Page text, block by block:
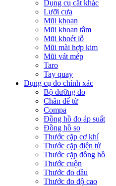
Dụng cụ cắt khác
Lưỡi cưa
Mũi khoan
Mũi khoan tâm
Mũi khoét lỗ
Mũi mài hợp kim
Mũi vát mép
Taro
Tay quay
Dụng cụ đo chính xác
Bộ dưỡng đo
Chân đế từ
Compa
Đồng hồ đo áp suất
Đồng hồ so
Thước cặp cơ khí
Thước cặp điện tử
Thước cặp đồng hồ
Thước cuộn
Thước đo dầu
Thước đo độ cao